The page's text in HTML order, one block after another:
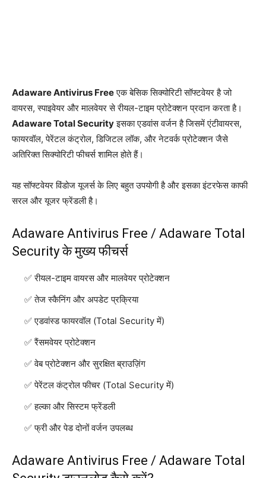
Adaware Antivirus Freeएक बेसिक सिक्योरिटी सॉफ्टवेयर है जो
वायरस, स्पाइवेयर और मालवेयर से रीयल-टाइम प्रोटेक्शन प्रदान करता है।
Adaware Total Securityइसका एडवांस वर्जन है जिसमें एंटीवायरस,
फायरवॉल, पेरेंटल कंट्रोल, डिजिटल लॉक, और नेटवर्क प्रोटेक्शन जैसे
अतिरिक्त सिक्योरिटी फीचर्स शामिल होते हैं।
यह सॉफ्टवेयर विंडोज यूजर्स के लिए बहुत उपयोगी है और इसका इंटरफेस काफी
सरल और यूजर फ्रेंडली है।
Adaware Antivirus Free / Adaware Total
Security के मुख्य फीचर्स
रीयल-टाइम वायरस और मालवेयर प्रोटेक्शन
तेज स्कैनिंग और अपडेट प्रक्रिया
एडवांस्ड फायरवॉल (Total Security में)
रैंसमवेयर प्रोटेक्शन
वेब प्रोटेक्शन और सुरक्षित ब्राउज़िंग
पेरेंटल कंट्रोल फीचर (Total Security में)
हल्का और सिस्टम फ्रेंडली
फ्री और पेड दोनों वर्जन उपलब्ध
Adaware Antivirus Free / Adaware Total